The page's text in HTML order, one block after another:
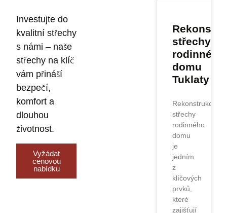
Investujte do
kvalitní střechy
s námi – naše
střechy na klíč
vám přináší
bezpečí,
komfort a
dlouhou
životnost.
Vyžádat
cenovou
nabídku
střechy
rodinného
domu
Tuklaty
Rekonstrukce
střechy
rodinného
domu
je
jedním
z
klíčových
prvků,
které
zajišťují